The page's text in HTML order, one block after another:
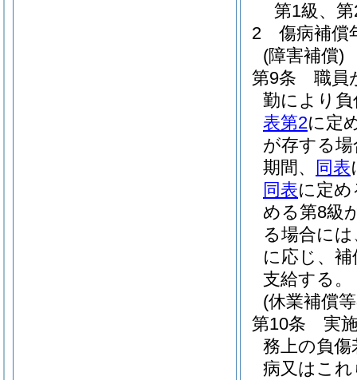
第1級、
2
傷病補償
(障害補償)
第9条
職員
勤により
表第2に定
が存する
期間、
同表
同表に定
める第8級
る場合に
に応じ、
支給する。
(休業補償
第10条
実
務上の負
病又はこ